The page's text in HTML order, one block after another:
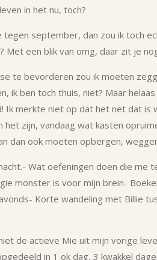
in het nu, toch?
september, dan zou ik toch
een blik van omg, daar zit je
te bevorderen zou ik moeten
ben toch thuis, niet? Maar
Ik merkte niet op dat het net dat is
zijn, vandaag wat kasten
dan ook moeten opbergen,
- Wat oefeningen doen die me
monster is voor mijn brein-
- Korte wandeling met Billie
de actieve Mie uit mijn vorige
in 1 ok dag, 3 kwakkel